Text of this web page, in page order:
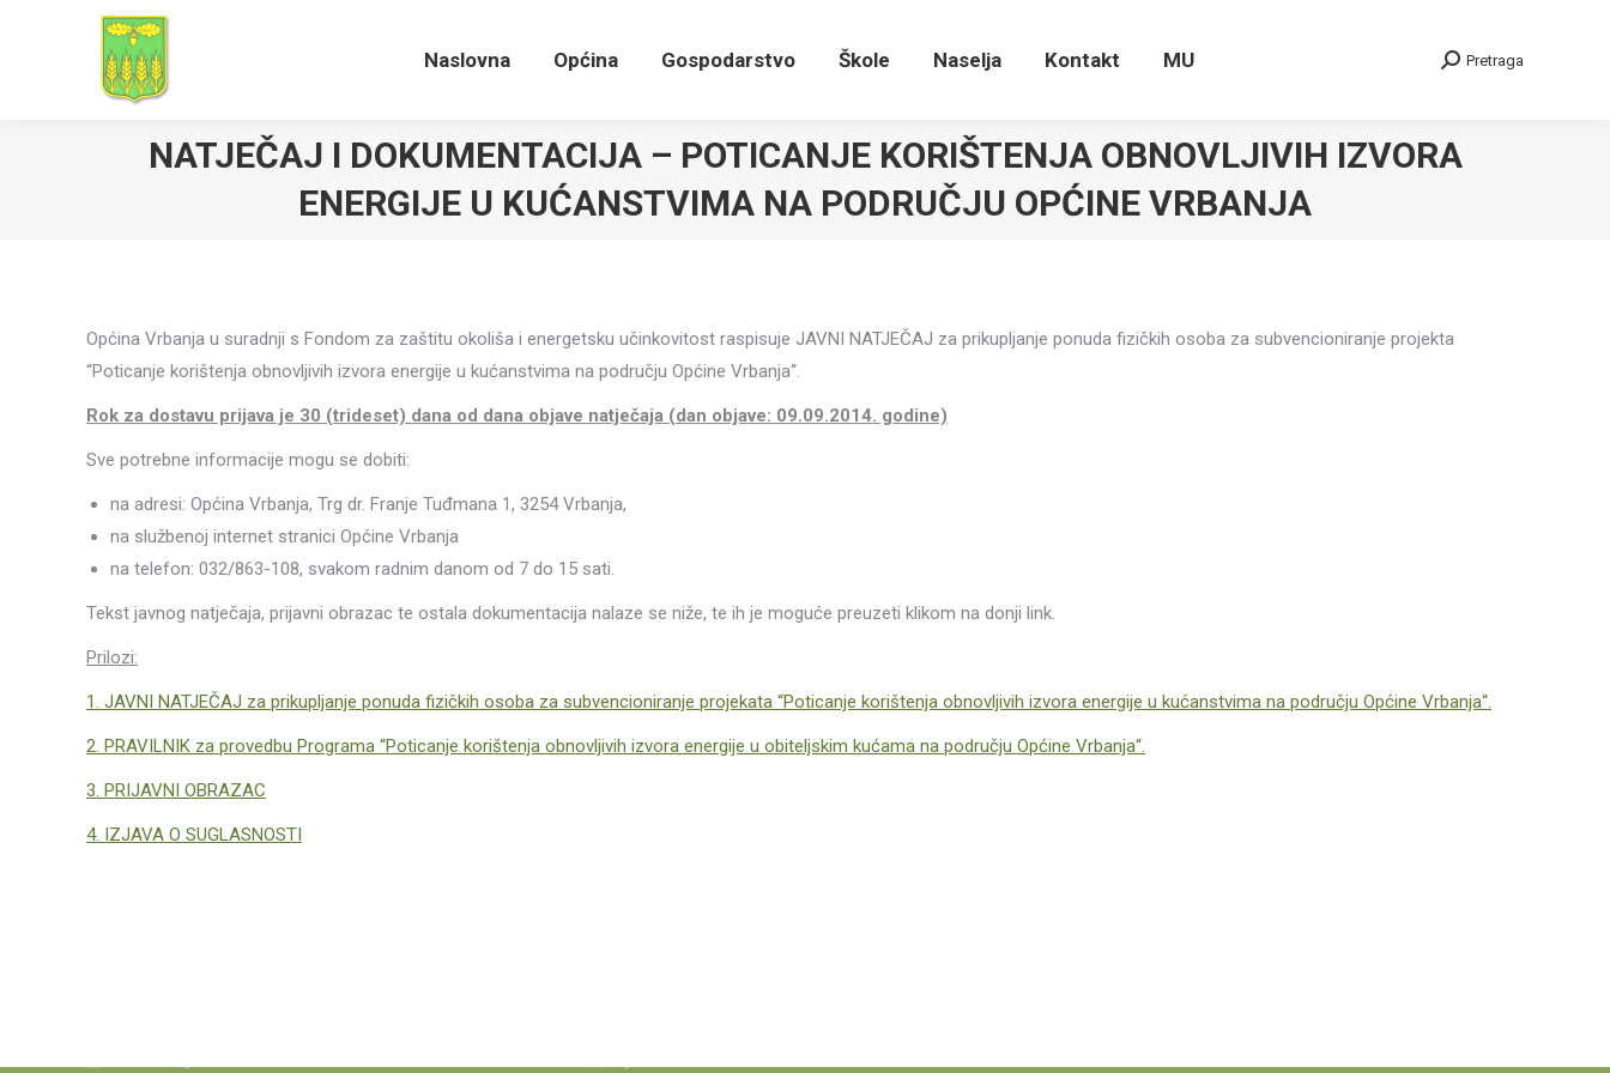
Naslovna Općina Gospodarstvo Škole Naselja Kontakt MU Search:
Pretraga
NATJEČAJ I DOKUMENTACIJA – POTICANJE KORIŠTENJA OBNOVLJIVIH IZVORA
ENERGIJE U KUĆANSTVIMA NA PODRUČJU OPĆINE VRBANJA
Općina Vrbanja u suradnji s Fondom za zaštitu okoliša i energetsku učinkovitost raspisuje JAVNI NATJEČAJ za prikupljanje ponuda fizičkih osoba za subvencioniranje projekta
“Poticanje korištenja obnovljivih izvora energije u kućanstvima na području Općine Vrbanja“.
Rok za dostavu prijava je 30 (trideset) dana od dana objave natječaja (dan objave: 09.09.2014. godine)
Sve potrebne informacije mogu se dobiti:
na adresi: Općina Vrbanja, Trg dr. Franje Tuđmana 1, 3254 Vrbanja,
na službenoj internet stranici Općine Vrbanja
na telefon: 032/863-108, svakom radnim danom od 7 do 15 sati.
Tekst javnog natječaja, prijavni obrazac te ostala dokumentacija nalaze se niže, te ih je moguće preuzeti klikom na donji link.
Prilozi:
1. JAVNI NATJEČAJ za prikupljanje ponuda fizičkih osoba za subvencioniranje projekata “Poticanje korištenja obnovljivih izvora energije u kućanstvima na području Općine Vrbanja“.
2. PRAVILNIK za provedbu Programa “Poticanje korištenja obnovljivih izvora energije u obiteljskim kućama na području Općine Vrbanja“.
3. PRIJAVNI OBRAZAC
4. IZJAVA O SUGLASNOSTI
Naslovna Općina Gospodarstvo Škole Naselja Kontakt MU Search: